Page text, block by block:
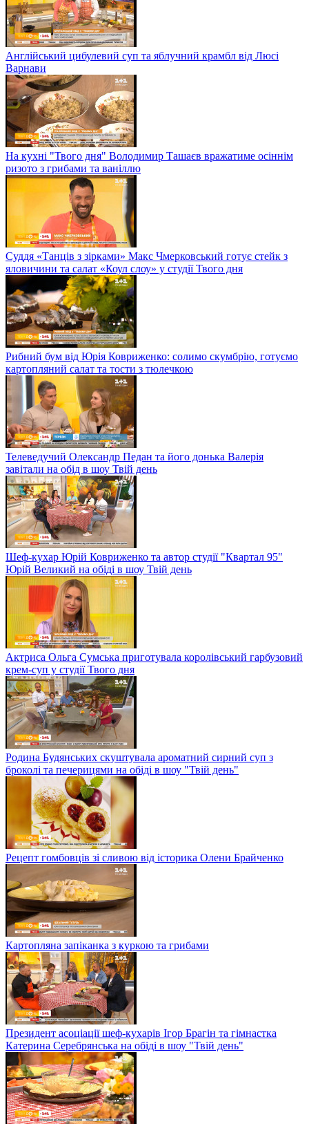
Англійський цибулевий суп та яблучний крамбл від Люсі
Варнави
На кухні "Твого дня" Володимир Ташаєв вражатиме осіннім
ризото з грибами та ваніллю
Суддя «Танців з зірками» Макс Чмерковський готує стейк з
яловичини та салат «Коул слоу» у студії Твого дня
Рибний бум від Юрія Ковриженко: солимо скумбрію, готуємо
картопляний салат та тости з тюлечкою
Телеведучий Олександр Педан та його донька Валерія
завітали на обід в шоу Твій день
Шеф-кухар Юрій Ковриженко та автор студії "Квартал 95"
Юрій Великий на обіді в шоу Твій день
Актриса Ольга Сумська приготувала королівський гарбузовий
крем-суп у студії Твого дня
Родина Будянських скуштувала ароматний сирний суп з
броколі та печерицями на обіді в шоу "Твій день"
Рецепт гомбовців зі сливою від історика Олени Брайченко
Картопляна запіканка з куркою та грибами
Президент асоціації шеф-кухарів Ігор Брагін та гімнастка
Катерина Серебрянська на обіді в шоу "Твій день"